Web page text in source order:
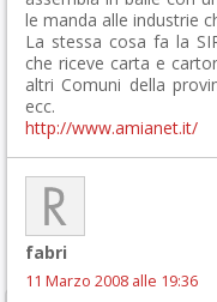
le manda alle industrie
La stessa cosa fa la
che riceve carta e
altri Comuni della
ecc.
http://www.amianet.it/
fabri
11 Marzo 2008 alle 19:36